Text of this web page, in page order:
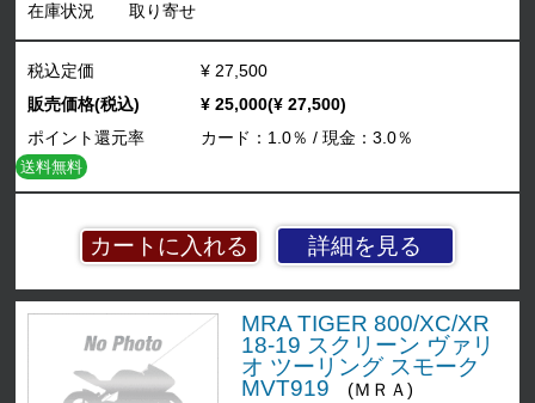
在庫状況 取り寄せ
詳細を見る
税込定価
¥ 27,500
販売価格(税込)
¥ 25,000(¥ 27,500)
ポイント還元率
カード：1.0％ / 現金：3.0％
送料無料
MRA TIGER 800/XC/XR
18-19 スクリーン ヴァリ
オ ツーリング スモーク
MVT919
(ＭＲＡ)